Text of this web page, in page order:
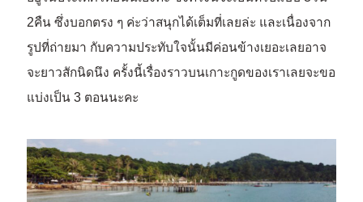
2คืน ซึ่งบอกตรง ๆ ค่ะว่าสนุกได้เต็มที่เลยล่ะ และเนื่องจาก
รูปที่ถ่ายมา กับความประทับใจนั้นมีค่อนข้างเยอะเลยอาจ
จะยาวสักนิดนึง ครั้งนี้เรื่องราวบนเกาะกูดของเราเลยจะขอ
แบ่งเป็น 3 ตอนนะคะ